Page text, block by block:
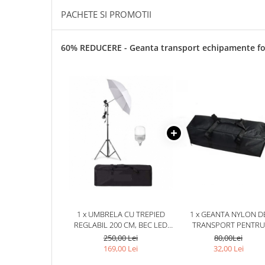
PACHETE SI PROMOTII
60% REDUCERE - Geanta transport echipamente
1 x UMBRELA CU TREPIED
REGLABIL 200 CM, BEC LED
25W, GEANTA DE TRANSPORT
INCLUSA
250,00 Lei
169,00 Lei
1 x GEANTA NYLON
TRANSPORT PENTRU
ECHIPAMENTE
STUDIO,DIMENSIUNI
80,00Lei
32,00 Lei